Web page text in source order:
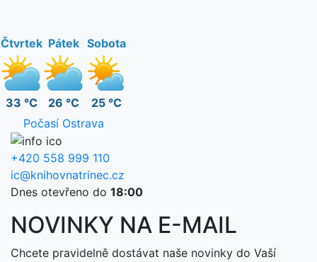
Čtvrtek
33 °C
Pátek
26 °C
Sobota
25 °C
Počasí Ostrava
+420 558 999 110
ic@knihovnatrinec.cz
Dnes otevřeno do 18:00
NOVINKY NA E-MAIL
Chcete pravidelně dostávat naše novinky do Vaší